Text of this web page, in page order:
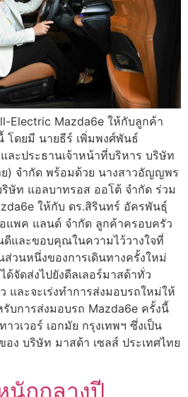
Electric Mazda6e ให้กับลูกค้า
โดยมี นายธีร์ เพิ่มพงศ์พันธ์
ละประธานเจ้าหน้าที่บริหาร บริษัท
ย) จำกัด พร้อมด้วย นางสาวอัญญพร
ษัท แอลบาทรอส ออโต้ จำกัด ร่วม
ให้กับ ดร.สิรินทร์ อัครพันธุ์
แพค แลนด์ จำกัด ลูกค้าครอบครัว
ดีและขอบคุณในความไว้วางใจที่
ส่วนหนึ่งของการเดินทางครั้งใหม่
จัดส่งไปยังดีลเลอร์มาสด้าทั่ว
และจะเร่งทำการส่งมอบรถใหม่ให้
บการส่งมอบรถ Mazda6e ครั้งนี้
วเวอร์ เอกมัย กรุงเทพฯ ซึ่งเป็น
ง บริษัท มาสด้า เซลส์ ประเทศไทย
นักกลางปี